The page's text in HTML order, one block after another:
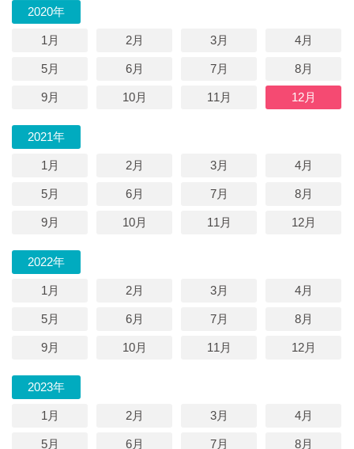
2020年
1月 2月 3月 4月
5月 6月 7月 8月
9月 10月 11月 12月
2021年
1月 2月 3月 4月
5月 6月 7月 8月
9月 10月 11月 12月
2022年
1月 2月 3月 4月
5月 6月 7月 8月
9月 10月 11月 12月
2023年
1月 2月 3月 4月
5月 6月 7月 8月